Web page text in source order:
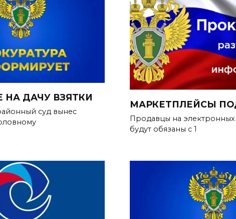
ДАЧУ ВЗЯТКИ
суд вынес
МАРКЕТПЛЕЙСЫ
Продавцы на
будут обязаны с 1